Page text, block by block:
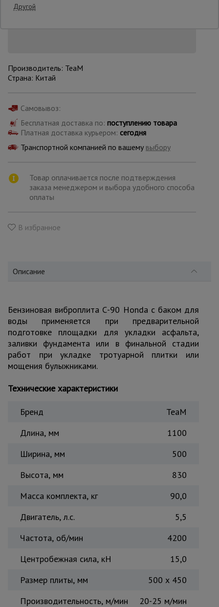
для работы с
арматурой
работ
Лестницы
и
стремянки
Штукатурные
металлообработка
Нашли дешевле?
Снизим цену!
Производитель: TeaM
Страна: Китай
Самовывоз:
Бесплатная доставка по: поступлению товара
Платная доставка курьером: сегодня
Транспортной компанией по вашему выбору
Товар оплачивается после подтверждения
заказа менеджером и выбора удобного способа
оплаты
В избранное
Описание
Бензиновая виброплита С-90 Honda с баком для
воды применяется при предварительной
подготовке площадки для укладки асфальта,
заливки фундамента или в финальной стадии
работ при укладке тротуарной плитки или
мощения булыжниками.
Технические характеристики
Бренд
TeaM
Длина, мм
1100
Ширина, мм
500
Высота, мм
830
Масса комплекта, кг
90,0
Двигатель, л.с.
5,5
Частота, об/мин
4200
Центробежная сила, кН
15,0
Размер плиты, мм
500 х 450
Производительность, м/мин
20-25 м/мин
Другой